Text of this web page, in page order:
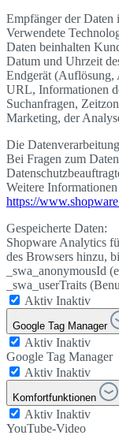
Empfänger der Daten
Verwendete
Daten beinhalten
Datum und Uhrzeit
Endgerät (Auflösung,
URL, Informationen
Suchanfragen,
Marketing, der
Die
Bei Fragen zum
Weitere
https://
Gespeicherte Daten:
Shopware Analytics
des Browsers hinzu,
_swa_anonymousId
_swa_userTraits
Aktiv Inaktiv
Google Tag Manager
Aktiv Inaktiv
Google Tag Manager
Aktiv Inaktiv
Komfortfunktionen
Aktiv Inaktiv
YouTube-Video